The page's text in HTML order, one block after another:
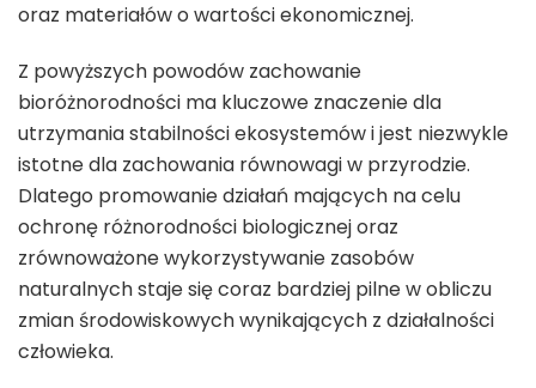
oraz materiałów o wartości ekonomicznej.
Z powyższych powodów zachowanie
bioróżnorodności ma kluczowe znaczenie dla
utrzymania stabilności ekosystemów i jest niezwykle
istotne dla zachowania równowagi w przyrodzie.
Dlatego promowanie działań mających na celu
ochronę różnorodności biologicznej oraz
zrównoważone wykorzystywanie zasobów
naturalnych staje się coraz bardziej pilne w obliczu
zmian środowiskowych wynikających z działalności
człowieka.